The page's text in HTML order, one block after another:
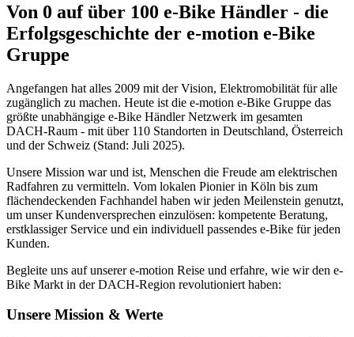
Von 0 auf über 100 e-Bike Händler - die
Erfolgsgeschichte der e-motion e-Bike
Gruppe
Angefangen hat alles 2009 mit der Vision, Elektromobilität für alle
zugänglich zu machen. Heute ist die e‑motion e‑Bike Gruppe das
größte unabhängige e-Bike Händler Netzwerk im gesamten
DACH‑Raum - mit über 110 Standorten in Deutschland, Österreich
und der Schweiz (Stand: Juli 2025).
Unsere Mission war und ist, Menschen die Freude am elektrischen
Radfahren zu vermitteln. Vom lokalen Pionier in Köln bis zum
flächendeckenden Fachhandel haben wir jeden Meilenstein genutzt,
um unser Kundenversprechen einzulösen: kompetente Beratung,
erstklassiger Service und ein individuell passendes e‑Bike für jeden
Kunden.
Begleite uns auf unserer e-motion Reise und erfahre, wie wir den e-
Bike Markt in der DACH-Region revolutioniert haben:
Unsere Mission & Werte